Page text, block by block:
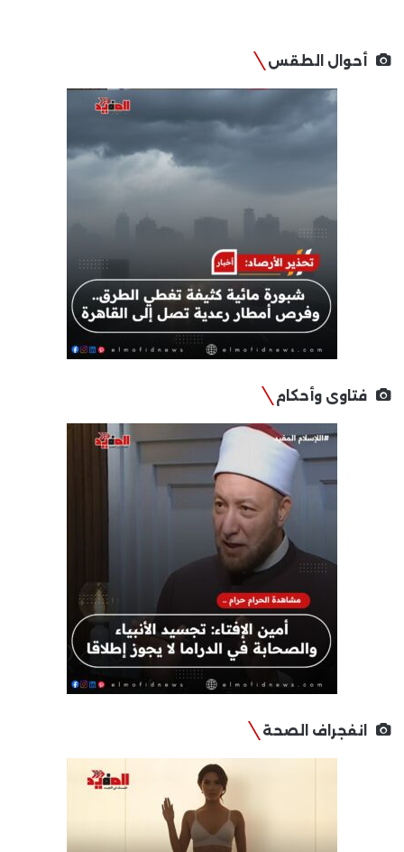
أحوال الطقس
فتاوى وأحكام
انفجراف الصحة